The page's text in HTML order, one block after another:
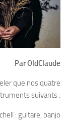
Par OldClaude
que nos quatre
suivants :
: guitare, banjo